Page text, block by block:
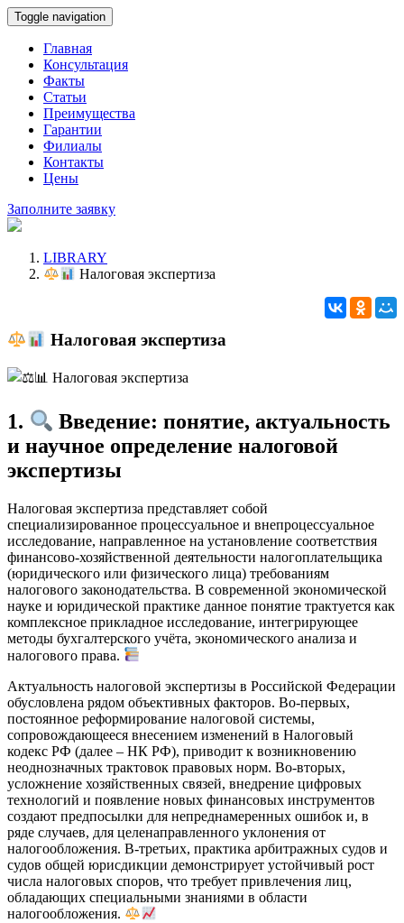
Toggle navigation
Главная
Консультация
Факты
Статьи
Преимущества
Гарантии
Филиалы
Контакты
Цены
Заполните заявку
LIBRARY
Налоговая экспертиза
Налоговая экспертиза
1.
Введение: понятие, актуальность
и научное определение налоговой
экспертизы
Налоговая экспертиза представляет собой
специализированное процессуальное и внепроцессуальное
исследование, направленное на установление соответствия
финансово-хозяйственной деятельности налогоплательщика
(юридического или физического лица) требованиям
налогового законодательства. В современной экономической
науке и юридической практике данное понятие трактуется как
комплексное прикладное исследование, интегрирующее
методы бухгалтерского учёта, экономического анализа и
налогового права.
Актуальность налоговой экспертизы в Российской Федерации
обусловлена рядом объективных факторов. Во-первых,
постоянное реформирование налоговой системы,
сопровождающееся внесением изменений в Налоговый
кодекс РФ (далее – НК РФ), приводит к возникновению
неоднозначных трактовок правовых норм. Во-вторых,
усложнение хозяйственных связей, внедрение цифровых
технологий и появление новых финансовых инструментов
создают предпосылки для непреднамеренных ошибок и, в
ряде случаев, для целенаправленного уклонения от
налогообложения. В-третьих, практика арбитражных судов и
судов общей юрисдикции демонстрирует устойчивый рост
числа налоговых споров, что требует привлечения лиц,
обладающих специальными знаниями в области
налогообложения.